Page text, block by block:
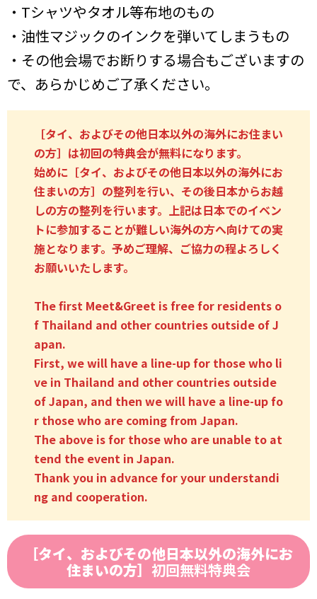
・Tシャツやタオル等布地のもの
・油性マジックのインクを弾いてしまうもの
・その他会場でお断りする場合もございますの
で、あらかじめご了承ください。
［タイ、およびその他日本以外の海外にお住まい
の方］は初回の特典会が無料になります。
始めに［タイ、およびその他日本以外の海外にお
住まいの方］の整列を行い、その後日本からお越
しの方の整列を行います。上記は日本でのイベン
トに参加することが難しい海外の方へ向けての実
施となります。予めご理解、ご協力の程よろしく
お願いいたします。
The first Meet&Greet is free for residents o
f Thailand and other countries outside of J
apan.
First, we will have a line-up for those who li
ve in Thailand and other countries outside
of Japan, and then we will have a line-up fo
r those who are coming from Japan.
The above is for those who are unable to at
tend the event in Japan.
Thank you in advance for your understandi
ng and cooperation.
［タイ、およびその他日本以外の海外にお
住まいの方］ 初回無料特典会